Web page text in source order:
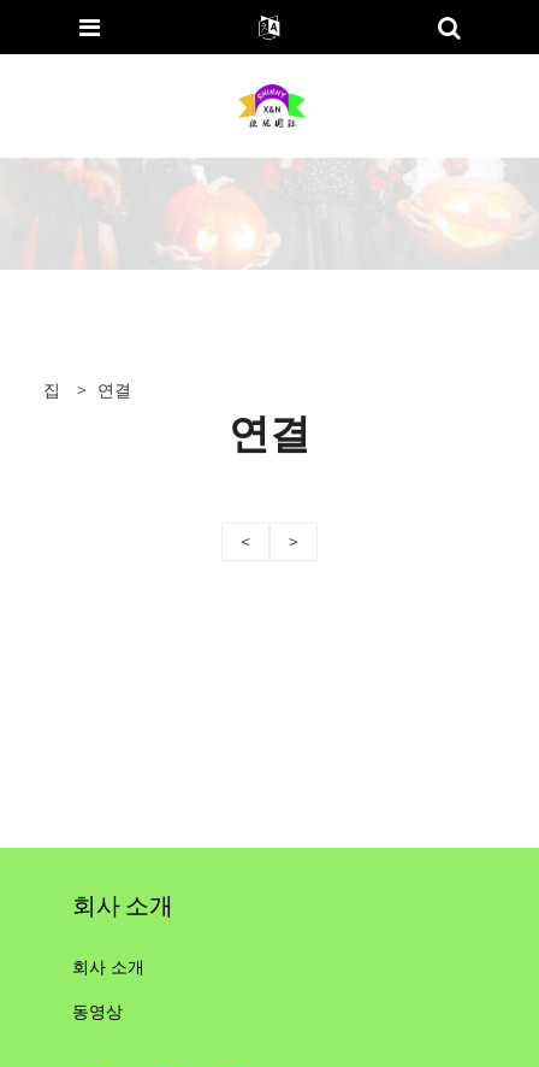
집 > 연결
연결
< >
회사 소개
회사 소개
동영상